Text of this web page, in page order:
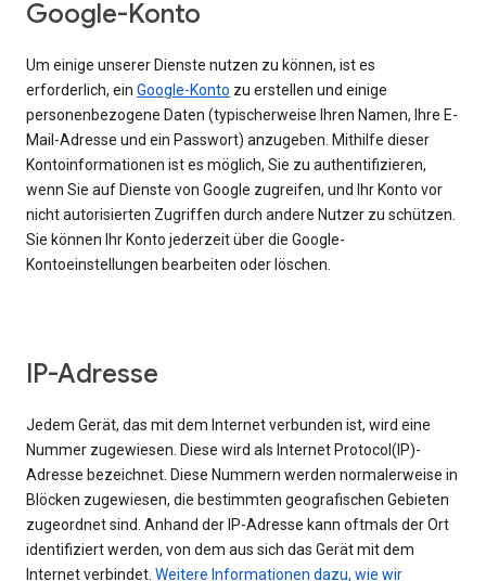
Google-Konto
Um einige unserer Dienste nutzen zu können, ist es
erforderlich, ein Google-Konto zu erstellen und einige
personenbezogene Daten (typischerweise Ihren Namen, Ihre E-
Mail-Adresse und ein Passwort) anzugeben. Mithilfe dieser
Kontoinformationen ist es möglich, Sie zu authentifizieren,
wenn Sie auf Dienste von Google zugreifen, und Ihr Konto vor
nicht autorisierten Zugriffen durch andere Nutzer zu schützen.
Sie können Ihr Konto jederzeit über die Google-
Kontoeinstellungen bearbeiten oder löschen.
IP-Adresse
Jedem Gerät, das mit dem Internet verbunden ist, wird eine
Nummer zugewiesen. Diese wird als Internet Protocol(IP)-
Adresse bezeichnet. Diese Nummern werden normalerweise in
Blöcken zugewiesen, die bestimmten geografischen Gebieten
zugeordnet sind. Anhand der IP-Adresse kann oftmals der Ort
identifiziert werden, von dem aus sich das Gerät mit dem
Internet verbindet. Weitere Informationen dazu, wie wir